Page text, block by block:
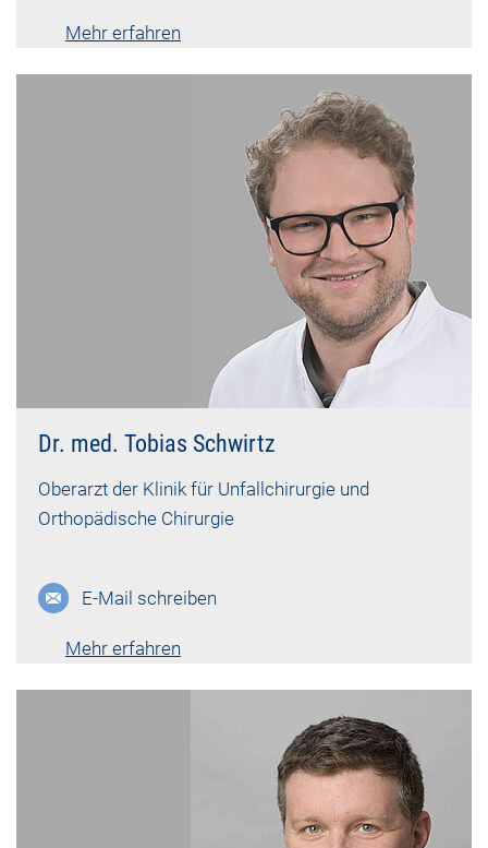
Mehr erfahren
Lebenslauf vk-800
Dr. med. Tobias Schwirtz
Oberarzt der Klinik für Unfallchirurgie und
Orthopädische Chirurgie
E-Mail schreiben
Mehr erfahren
Lebenslauf vk-805